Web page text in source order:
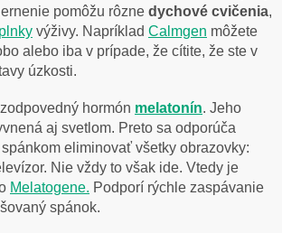
pomôžu rôzne dychové cvičenia,
výživy. Napríklad Calmgen môžete
alebo iba v prípade, že cítite, že ste v
úzkosti.
hormón melatonín. Jeho
aj svetlom. Preto sa odporúča
eliminovať všetky obrazovky:
Nie vždy to však ide. Vtedy je
Melatogene. Podporí rýchle zaspávanie
spánok.